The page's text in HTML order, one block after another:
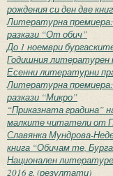
рождения си ден две
Литературна
разкази “От обич”
До 1 ноември
Годишния литературен
Есенни литературни
Литературна
разкази “Микро”
“Приказната градина”
малките читатели от
Славянка Мундрова-
книга “Обичам те,
Национален
2016 г. (резултати)